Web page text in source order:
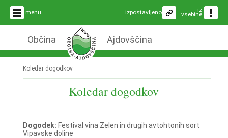
menu iz
vsebine
izpostavljeno
Občina Ajdovščina
Koledar dogodkov
Koledar dogodkov
Dogodek: Festival vina Zelen in drugih avtohtonih sort
Vipavske doline